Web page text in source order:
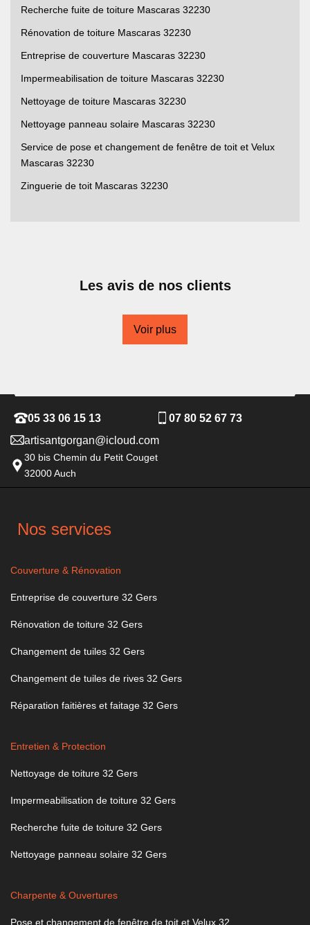
Recherche fuite de toiture Mascaras 32230
Rénovation de toiture Mascaras 32230
Entreprise de couverture Mascaras 32230
Impermeabilisation de toiture Mascaras 32230
Nettoyage de toiture Mascaras 32230
Nettoyage panneau solaire Mascaras 32230
Service de pose et changement de fenêtre de toit et Velux
Mascaras 32230
Zinguerie de toit Mascaras 32230
Les avis de nos clients
Voir plus
05 33 06 15 13
07 80 52 67 73
artisantgorgan@icloud.com
30 bis Chemin du Petit Couget
32000 Auch
Nos services
Couverture & Rénovation
Entreprise de couverture 32 Gers
Rénovation de toiture 32 Gers
Changement de tuiles 32 Gers
Changement de tuiles de rives 32 Gers
Réparation faitières et faitage 32 Gers
Entretien & Protection
Nettoyage de toiture 32 Gers
Impermeabilisation de toiture 32 Gers
Recherche fuite de toiture 32 Gers
Nettoyage panneau solaire 32 Gers
Charpente & Ouvertures
Pose et changement de fenêtre de toit et Velux 32